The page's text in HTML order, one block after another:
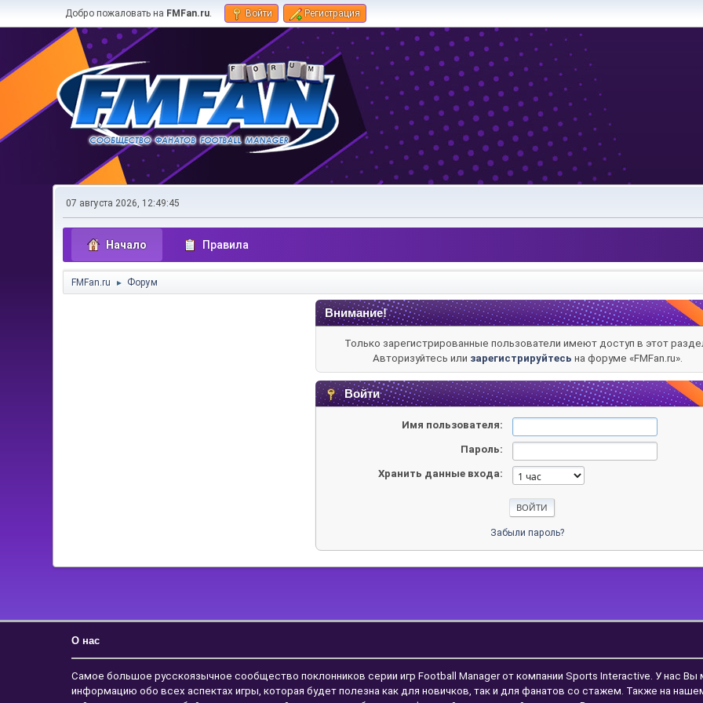
Добро пожаловать на FMFan.ru. Войти Регистрация
07 августа 2026, 12:49:45
Начало Правила
FMFan.ru ► Форум
Внимание!
Только зарегистрированные пользователи имеют доступ в этот
Авторизуйтесь или зарегистрируйтесь на форуме «FMFan.ru».
Войти
Имя пользователя:
Пароль:
Хранить данные входа:
Забыли пароль?
О нас
Самое большое русскоязычное сообщество поклонников серии игр Football Manager от компании Sports Interactive. У нас Вы
информацию обо всех аспектах игры, которая будет полезна как для новичков, так и для фанатов со стажем. Также на